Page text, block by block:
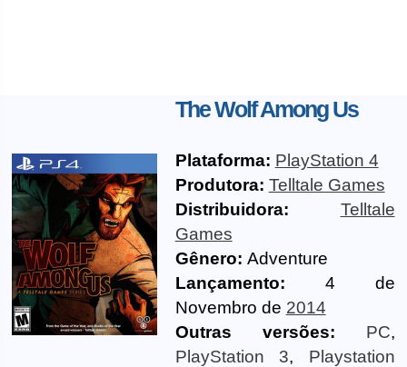
The Wolf Among Us
Plataforma: PlayStation 4
Produtora: Telltale Games
Distribuidora:
Telltale
Games
Gênero: Adventure
Lançamento: 4 de
Novembro de 2014
Outras versões:
PC,
PlayStation 3, Playstation